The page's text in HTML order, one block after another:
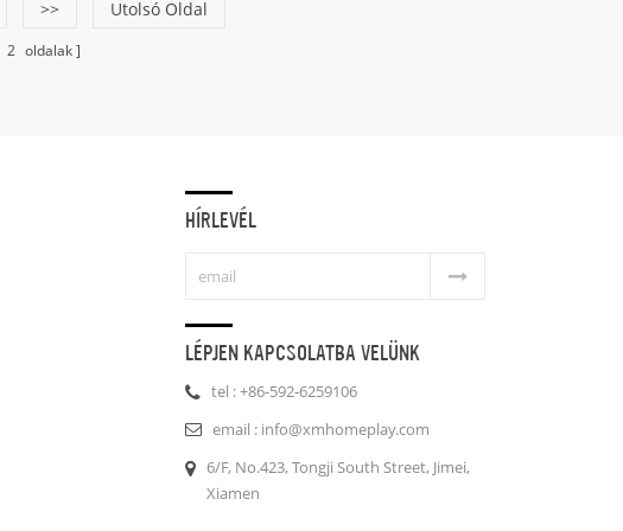
>> Utolsó Oldal
2 oldalak
HÍRLEVÉL
LÉPJEN KAPCSOLATBA VELÜNK
tel : +86-592-6259106
email : info@xmhomeplay.com
6/F, No.423, Tongji South Street, Jimei,
Xiamen